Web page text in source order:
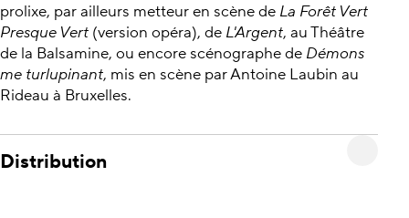
prolixe, par ailleurs metteur en scène de La Forêt Vert
Presque Vert (version opéra), de L'Argent, au Théâtre
de la Balsamine, ou encore scénographe de Démons
me turlupinant, mis en scène par Antoine Laubin au
Rideau à Bruxelles.
Distribution